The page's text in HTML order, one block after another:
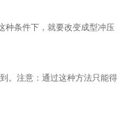
种条件下，就要改变成型冲压
。注意：通过这种方法只能得